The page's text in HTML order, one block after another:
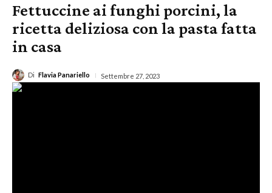
Fettuccine ai funghi porcini, la
ricetta deliziosa con la pasta fatta
in casa
Di Flavia Panariello Settembre 27, 2023